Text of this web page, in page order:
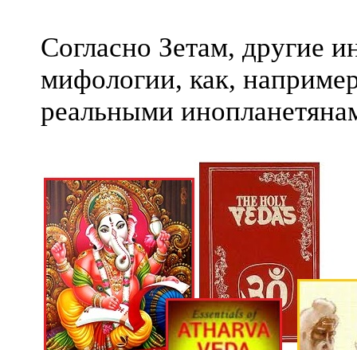
Согласно Зетам, другие
мифологии, как,
реальными